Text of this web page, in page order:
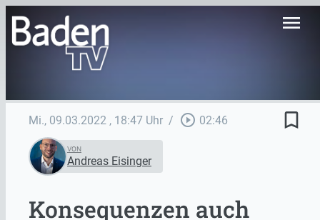
menu
Mi., 09.03.2022 , 18:47 Uhr / play_circle_outline 02:46 bookmark_border
VON
Andreas Eisinger
Konsequenzen auch